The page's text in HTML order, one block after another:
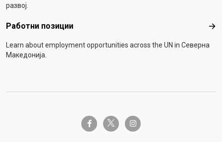
развој.
Работни позиции
Learn about employment opportunities across the UN in Северна
Македонија.
facebook-ftwitter-x instagram